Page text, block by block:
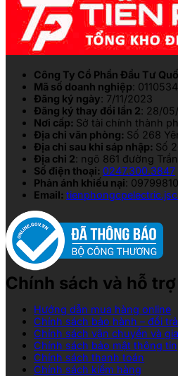
Công Ty Cổ Phần Đầu Tư
Mã số doanh nghiệp:
Đăng ký ngày: 7/11/2023
Đăng ký thay đổi lần 2: 28/
Nơi cấp: Sở tài chính thành
Địa chỉ văn phòng: Số 268
Địa chỉ sau khi sáp nhập: Số
Địa chỉ 2: ngõ 861 đường
Số điện thoại: 0247.300.3847
Phản ánh khiếu nại:
Email:
Chính sách và hỗ
Hướng dẫn mua hàng online
Chính sách bảo hành – đổi trả
Chính sách vận chuyển và
Chính sách bảo mật thông tin
Chính sách thanh toán
Chính sách kiểm hàng